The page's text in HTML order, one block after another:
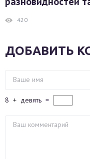
420
ДОБАВИТЬ
8 + девять =